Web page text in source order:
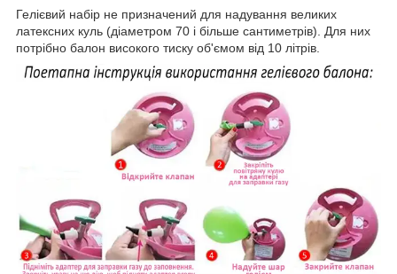
Гелієвий набір не призначений для надування великих
латексних куль (діаметром 70 і більше сантиметрів). Для них
потрібно балон високого тиску об'ємом від 10 літрів.